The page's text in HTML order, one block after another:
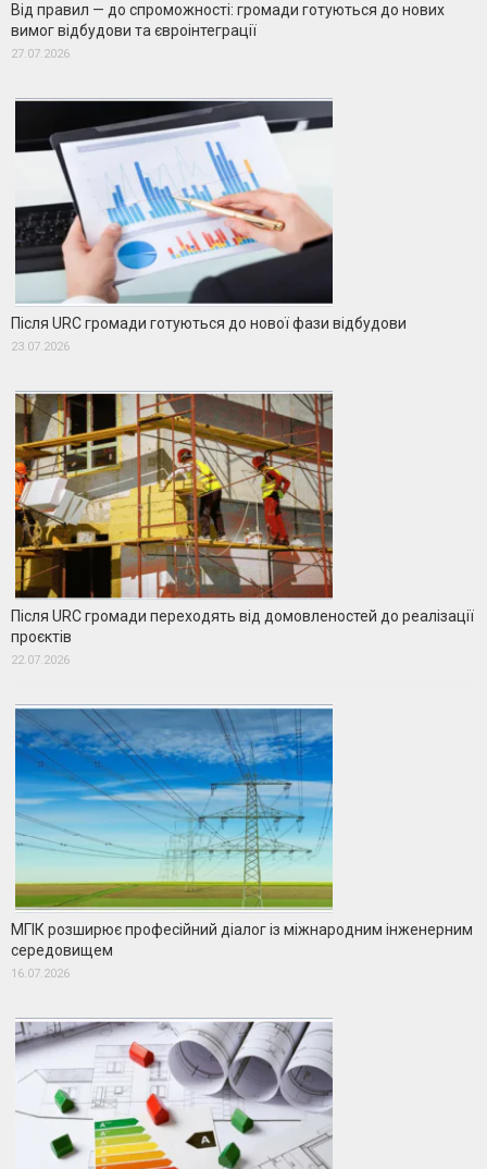
Від правил — до спроможності: громади готуються до нових
вимог відбудови та євроінтеграції
27.07.2026
Після URC громади готуються до нової фази відбудови
23.07.2026
Після URC громади переходять від домовленостей до реалізації
проєктів
22.07.2026
МГІК розширює професійний діалог із міжнародним інженерним
середовищем
16.07.2026